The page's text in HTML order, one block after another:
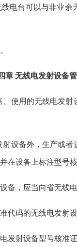
电台可以与非业
章 无线电发射设备
使用的无线电发
设备外，生产或
在设备上标注型号
备，应当向省无线
代码的无线电发射
发射设备型号核准